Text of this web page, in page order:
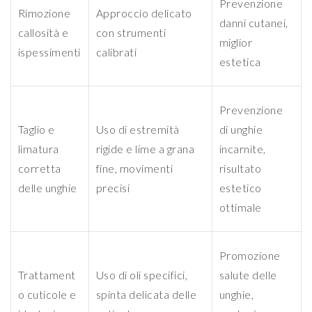
Rimozione
callosità e
ispessimenti
Approccio delicato
con strumenti
calibrati
Prevenzione
danni cutanei,
miglior
estetica
Taglio e
limatura
corretta
delle unghie
Uso di estremità
rigide e lime a grana
fine, movimenti
precisi
Prevenzione
di unghie
incarnite,
risultato
estetico
ottimale
Trattament
o cuticole e
Uso di oli specifici,
spinta delicata delle
Promozione
salute delle
unghie,